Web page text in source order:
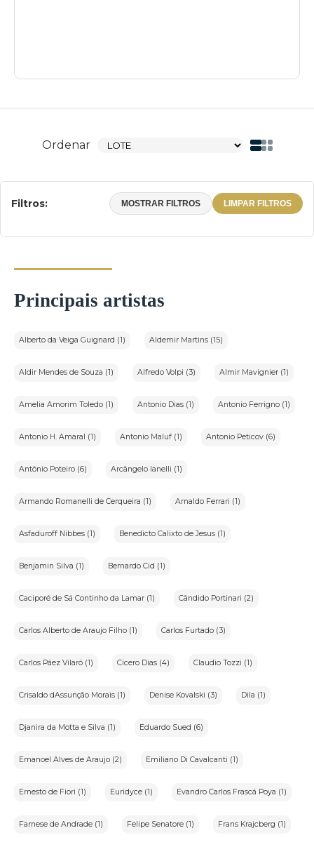
Ordenar
Filtros: MOSTRAR FILTROS LIMPAR FILTROS
Principais artistas
Alberto da Veiga Guignard (1) Aldemir Martins (15)
Aldir Mendes de Souza (1) Alfredo Volpi (3) Almir Mavignier (1)
Amelia Amorim Toledo (1) Antonio Dias (1) Antonio Ferrigno (1)
Antonio H. Amaral (1) Antonio Maluf (1) Antonio Peticov (6)
Antônio Poteiro (6) Arcângelo Ianelli (1)
Armando Romanelli de Cerqueira (1) Arnaldo Ferrari (1)
Asfaduroff Nibbes (1) Benedicto Calixto de Jesus (1)
Benjamin Silva (1) Bernardo Cid (1)
Caciporé de Sá Continho da Lamar (1) Cândido Portinari (2)
Carlos Alberto de Araujo Filho (1) Carlos Furtado (3)
Carlos Páez Vilaró (1) Cícero Dias (4) Claudio Tozzi (1)
Crisaldo dAssunção Morais (1) Denise Kovalski (3) Dila (1)
Djanira da Motta e Silva (1) Eduardo Sued (6)
Emanoel Alves de Araujo (2) Emiliano Di Cavalcanti (1)
Ernesto de Fiori (1) Euridyce (1) Evandro Carlos Frascá Poya (1)
Farnese de Andrade (1) Felipe Senatore (1) Frans Krajcberg (1)